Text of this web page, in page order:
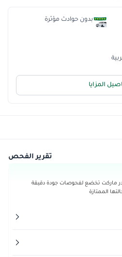
بدون حوادث مؤثرة
المزايا
تقرير الفحص
ماركت تخضع لفحوصات جودة دقيقة
الممتازة